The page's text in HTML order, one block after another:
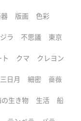
版画 色彩
ラ 不思議 東京
クマ クレヨン
三日月 細密 薔薇
の生き物 生活 船